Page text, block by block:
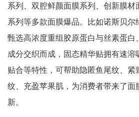
系列、双腔鲜颜面膜系列、创新膜
系列等多款面膜爆品。比如诺斯贝尔
甄选高浓度重组胶原蛋白与丝素蛋白
成分交织而成，固态精华贴拥有速
贴合等特性，可帮助隐匿鱼尾纹、紧
纹、充盈苹果肌，为消费者带来了面
新。